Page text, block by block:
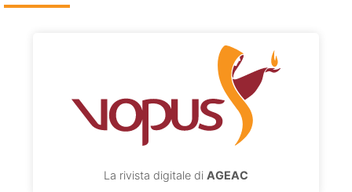
La rivista digitale di AGEAC